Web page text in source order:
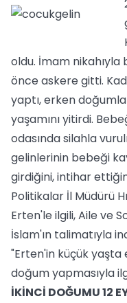
oldu. İmam nikahıyla
önce askere gitti.
yaptı, erken
yaşamını yitirdi.
odasında silahla
gelinlerinin bebeği
girdiğini, intihar
Politikalar İl Müdürü
Erten'le ilgili, Aile ve
İslam'ın talimatıyla
"Erten'in küçük
doğum yapmasıyla
İKİNCİ DOĞUMU 12